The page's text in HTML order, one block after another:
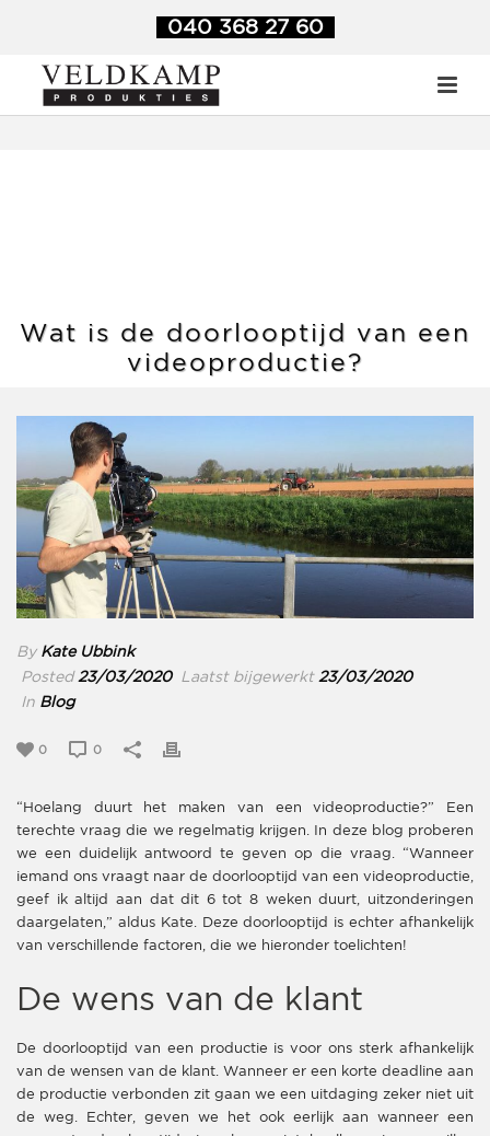
040 368 27 60
Wat is de doorlooptijd van een
videoproductie?
By Kate Ubbink
Posted 23/03/2020Laatst bijgewerkt 23/03/2020
In Blog
0 0
“Hoelang duurt het maken van een videoproductie?” Een
terechte vraag die we regelmatig krijgen. In deze blog proberen
we een duidelijk antwoord te geven op die vraag. “Wanneer
iemand ons vraagt naar de doorlooptijd van een videoproductie,
geef ik altijd aan dat dit 6 tot 8 weken duurt, uitzonderingen
daargelaten,” aldus Kate. Deze doorlooptijd is echter afhankelijk
van verschillende factoren, die we hieronder toelichten!
De wens van de klant
De doorlooptijd van een productie is voor ons sterk afhankelijk
van de wensen van de klant. Wanneer er een korte deadline aan
de productie verbonden zit gaan we een uitdaging zeker niet uit
de weg. Echter, geven we het ook eerlijk aan wanneer een